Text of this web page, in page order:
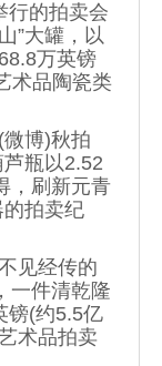
的拍卖会
”大罐，以
万英镑
术品陶瓷类
博)秋拍
芦瓶以2.52
，刷新元青
的拍卖纪
见经传的
一件清乾隆
镑(约5.5亿
术品拍卖